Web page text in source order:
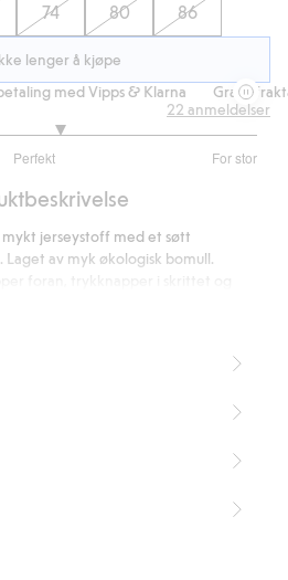
74 80 86
lenger å kjøpe
med Vipps & Klarna Gratis
Perfekt For stor
22 anmeldelser
jerseystoff med et søtt
av myk økologisk bomull.
Denne romperen kan matches søtt